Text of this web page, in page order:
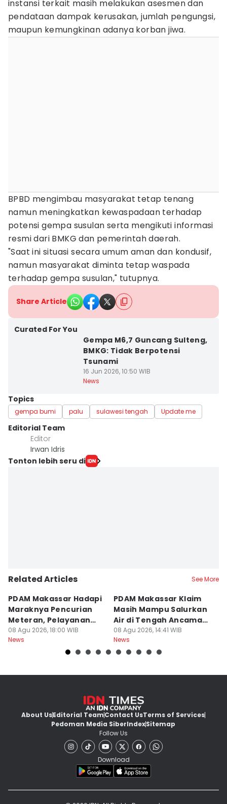
instansi terkait masih melakukan asesmen dan
pendataan dampak kerusakan, jumlah pengungsi,
maupun kemungkinan adanya korban jiwa.
BPBD mengimbau masyarakat tetap tenang
namun meningkatkan kewaspadaan terhadap
potensi gempa susulan serta mengikuti informasi
resmi dari BMKG dan pemerintah daerah.
"Saat ini situasi secara umum aman dan kondusif,
namun masyarakat diminta tetap waspada
terhadap gempa susulan," tutupnya.
Share Article
Curated For You
Gempa M6,7 Guncang Sulteng,
BMKG: Tidak Berpotensi
Tsunami
16 Jun 2026, 10:50 WIB
News
Topics
gempa bumi palu sulawesi tengah Update me
Editorial Team
Editor
Irwan Idris
Tonton lebih seru di
Related Articles See More
PDAM Makassar Hadapi
Maraknya Pencurian
Meteran, Pelayanan
Ikut Terdampak
08 Agu 2026, 18:00 WIB
News
PDAM Makassar Klaim
Masih Mampu Salurkan
Air di Tengah Ancaman
Kekeringan
08 Agu 2026, 14:41 WIB
News
About UsEditorial TeamContact UsTerms of Services
Pedoman Media SiberIndexSitemap
Follow Us
Download